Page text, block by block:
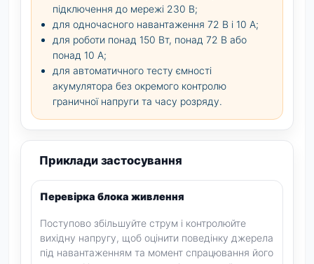
підключення до мережі 230 В;
для одночасного навантаження 72 В і 10 А;
для роботи понад 150 Вт, понад 72 В або
понад 10 А;
для автоматичного тесту ємності
акумулятора без окремого контролю
граничної напруги та часу розряду.
Приклади застосування
Перевірка блока живлення
Поступово збільшуйте струм і контролюйте
вихідну напругу, щоб оцінити поведінку джерела
під навантаженням та момент спрацювання його